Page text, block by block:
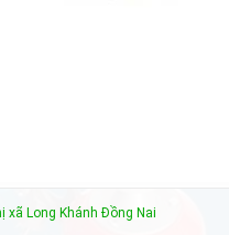
xã Long Khánh Đồng Nai